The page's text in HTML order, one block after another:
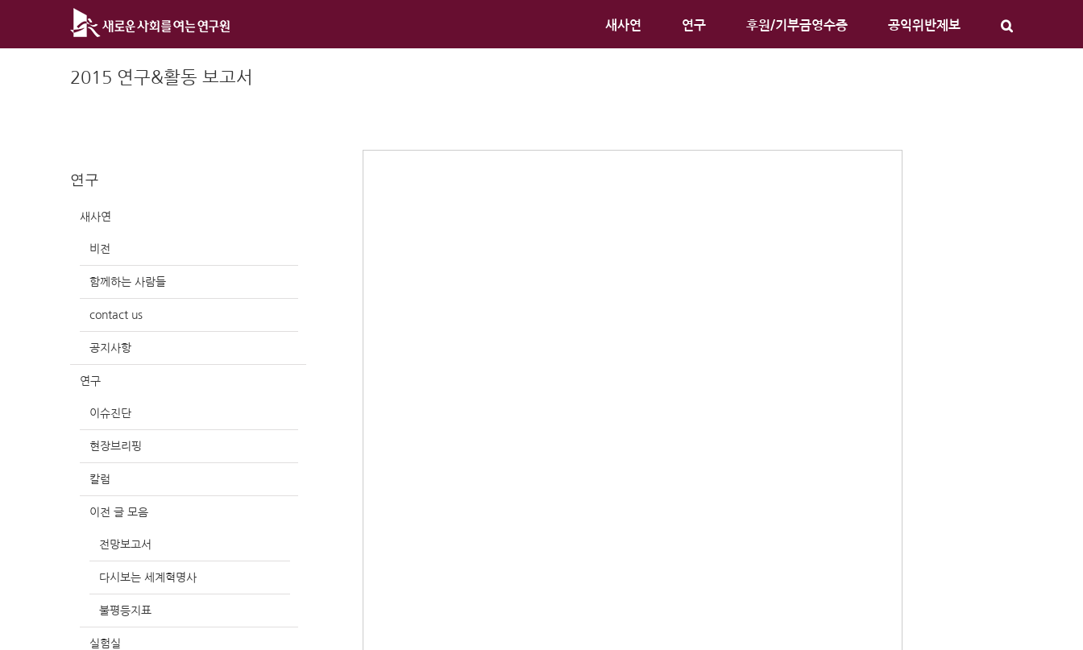
새사연 연구 후원/기부금영수증 공익위반제보
2015 연구&활동 보고서
연구
새사연
비전
함께하는 사람들
contact us
공지사항
연구
이슈진단
현장브리핑
칼럼
이전 글 모음
전망보고서
다시보는 세계혁명사
불평등지표
실험실